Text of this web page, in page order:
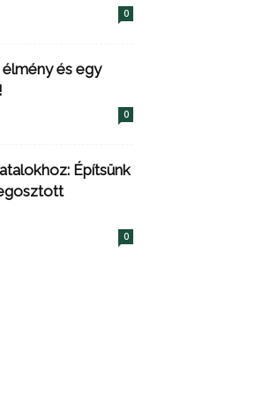
0
és egy
0
Építsünk
0